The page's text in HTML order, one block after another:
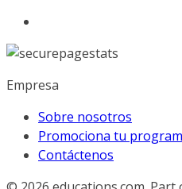
Empresa
Sobre nosotros
Promociona tu
Contáctenos